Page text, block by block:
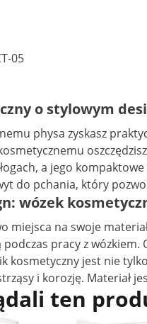
05
o stylowym
physa zyskasz
a jego
do pchania, który
wózek
miejsca na swoje
pracy z wózkiem.
kosmetyczny jest nie
i korozję. Materiał
ten